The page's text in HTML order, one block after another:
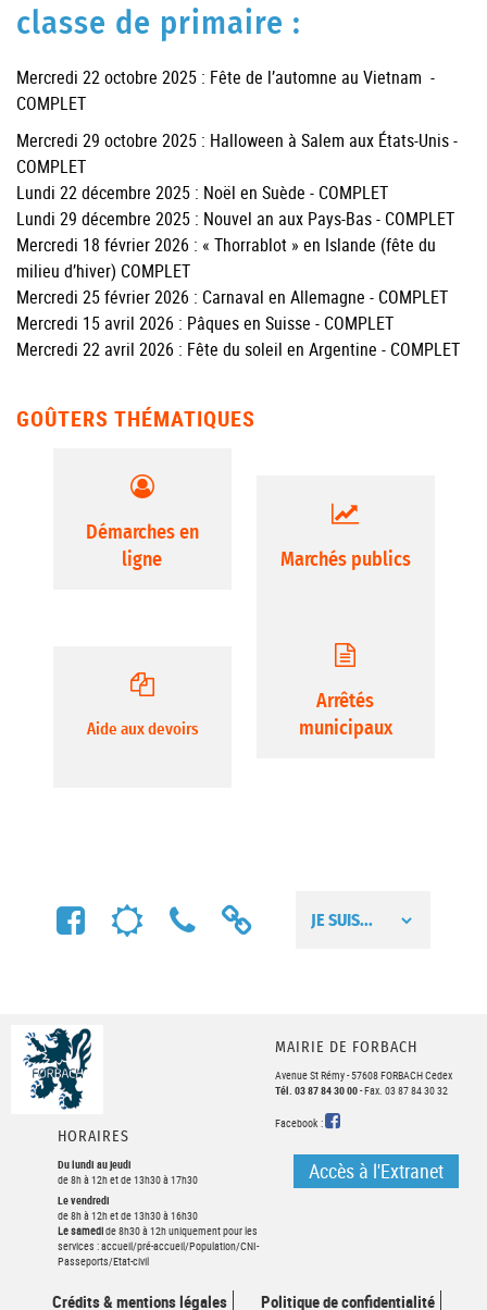
classe de primaire :
​Mercredi 22 octobre 2025 : Fête de l’automne au Vietnam -
COMPLET
Mercredi 29 octobre 2025 : Halloween à Salem aux États-Unis -
COMPLET
Lundi 22 décembre 2025 : Noël en Suède - COMPLET
Lundi 29 décembre 2025 : Nouvel an aux Pays-Bas - COMPLET
Mercredi 18 février 2026 : « Thorrablot » en Islande (fête du
milieu d’hiver) COMPLET
Mercredi 25 février 2026 : Carnaval en Allemagne - COMPLET
Mercredi 15 avril 2026 : Pâques en Suisse - COMPLET
Mercredi 22 avril 2026 : Fête du soleil en Argentine - COMPLET
GOÛTERS THÉMATIQUES
Démarches en
ligne
Marchés publics
Aide aux devoirs
Arrêtés
municipaux
MAIRIE DE FORBACH
Avenue St Rémy - 57608 FORBACH Cedex
Tél. 03 87 84 30 00- Fax. 03 87 84 30 32
Facebook : FACEBOOK
Accès à l'Extranet
HORAIRES
Du lundi au jeudi
de 8h à 12h et de 13h30 à 17h30
Le vendredi
de 8h à 12h et de 13h30 à 16h30
Le samedide 8h30 à 12h uniquement pour les
services : accueil/pré-accueil/Population/CNI-
Passeports/Etat-civil
Crédits & mentions légales Politique de confidentialité